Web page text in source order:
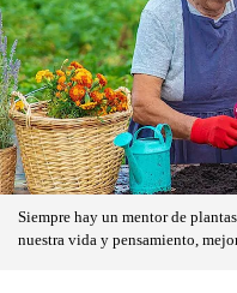
Siempre hay un mentor de
nuestra vida y pensamiento,